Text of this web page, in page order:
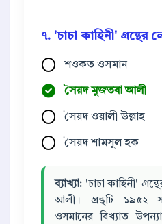
৭. 'চাচা কাহিনী'
শওকত ওসমান
সৈয়দ মুজতবা আলী
সৈয়দ ওয়ালী উল্লাহ
সৈয়দ শামসুল হক
ব্যাখ্যা: 'চাচা কাহিনী'
আলী। গ্রন্থটি ১৯৫২
ওসমানের বিখ্যাত